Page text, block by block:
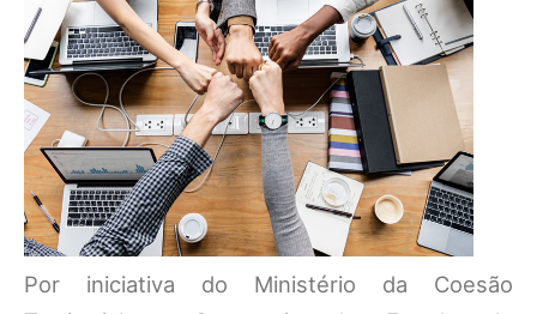
Por iniciativa do Ministério da Coesão